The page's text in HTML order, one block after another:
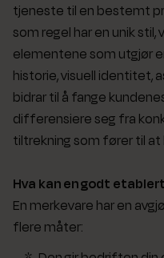
tjeneste til en bestemt
som regel har en unik
elementene som utgjør
historie, visuell identitet,
bidrar til å fange
differensiere seg fra
tiltrekning som fører til at
Hva kan en godt
En merkevare har en
flere måter: